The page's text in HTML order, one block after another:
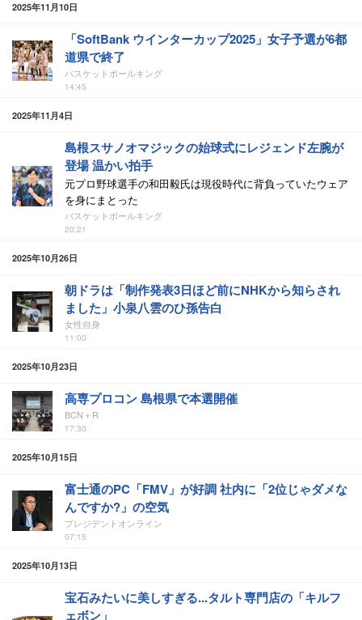
2025年11月10日
「SoftBank ウインターカップ2025」女子予選が6都
道県で終了
バスケットボールキング
14:45
2025年11月4日
島根スサノオマジックの始球式にレジェンド左腕が
登場 温かい拍手
元プロ野球選手の和田毅氏は現役時代に背負っていたウェア
を身にまとった
バスケットボールキング
20:21
2025年10月26日
朝ドラは「制作発表3日ほど前にNHKから知らされ
ました」小泉八雲のひ孫告白
女性自身
11:00
2025年10月23日
高専プロコン 島根県で本選開催
BCN＋R
17:30
2025年10月15日
富士通のPC「FMV」が好調 社内に「2位じゃダメな
んですか?」の空気
プレジデントオンライン
07:15
2025年10月13日
宝石みたいに美しすぎる...タルト専門店の「キルフ
ェボン」